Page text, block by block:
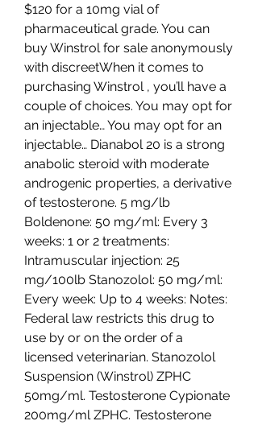
$120 for a 10mg vial of
pharmaceutical grade. You can
buy Winstrol for sale anonymously
with discreetWhen it comes to
purchasing Winstrol , you’ll have a
couple of choices. You may opt for
an injectable… You may opt for an
injectable… Dianabol 20 is a strong
anabolic steroid with moderate
androgenic properties, a derivative
of testosterone. 5 mg/lb
Boldenone: 50 mg/ml: Every 3
weeks: 1 or 2 treatments:
Intramuscular injection: 25
mg/100lb Stanozolol: 50 mg/ml:
Every week: Up to 4 weeks: Notes:
Federal law restricts this drug to
use by or on the order of a
licensed veterinarian. Stanozolol
Suspension (Winstrol) ZPHC
50mg/ml. Testosterone Cypionate
200mg/ml ZPHC. Testosterone